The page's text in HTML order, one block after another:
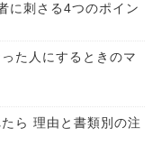
に刺さる4つのポイン
た人にするときのマ
ら 理由と書類別の注